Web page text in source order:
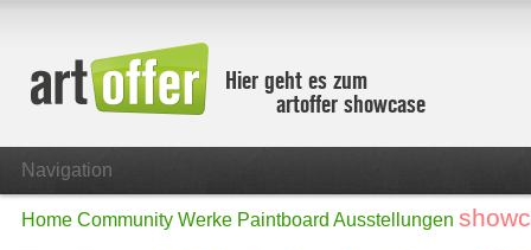
Hier geht es zum
artoffer showcase
Navigation
Home Community Werke Paintboard Ausstellungen